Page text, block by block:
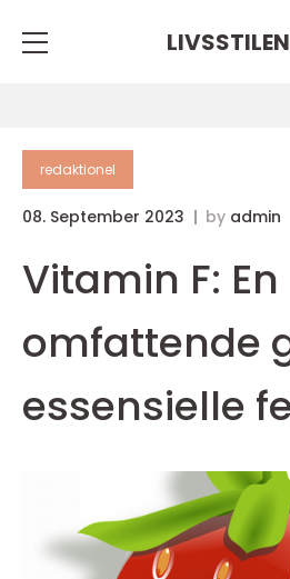
redaktionel
08. September 2023 by admin
Vitamin F: En
omfattende
essensielle